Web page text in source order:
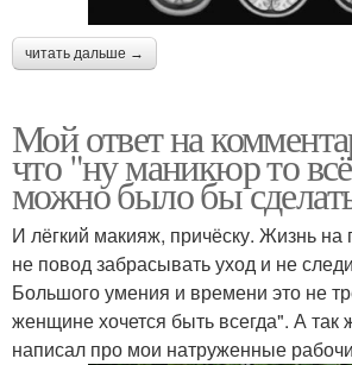
читать дальше →
Мой ответ на
что "ну маникюр то
можно было бы
И лёгкий макияж, причёску. Жизнь
не повод забрасывать уход и не
Большого умения и времени это не
женщине хочется быть всегда". А так
написал про мои натруженные